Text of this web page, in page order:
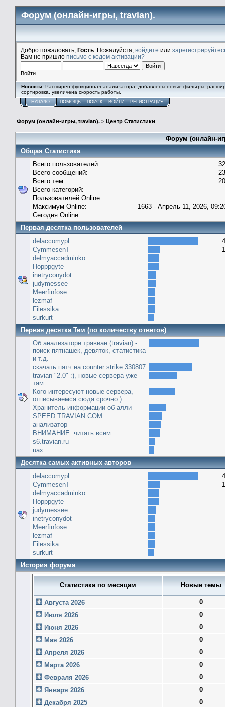
Форум (онлайн-игры, travian).
Добро пожаловать, Гость . Пожалуйста, войдите или
Вам не пришло письмо с кодом активации?
Войти
Новости: Расширен функционал анализатора, добавлены новые фильтры,
сортировка, увеличена скорость работы.
НАЧАЛО ПОМОЩЬ ПОИСК ВОЙТИ РЕГИСТРАЦИЯ
Форум (онлайн-игры, travian). > Центр Статистики
Форум (онлайн-
Общая Статистика
Всего пользователей:
Всего сообщений:
Всего тем:
Всего категорий:
Пользователей Online:
Максимум Online:
1663 - Апрель 11, 2026,
Сегодня Online:
Первая десятка пользователей
delaccomypl
CymmesenT
delmyaccadminko
Hopppgyte
inetryconydot
judymessee
Meerfinfose
lezmaf
Filessika
surkurt
Первая десятка Тем (по количеству ответов)
Об анализаторе травиан (travian) -
поиск пятнашек, девяток, статистика
и т.д.
скачать патч на сounter strike 330807
travian "2.0" :), новые сервера уже
там
Кого интересуют новые сервера,
отписываемся сюда срочно:)
Хранитель информации об алли
SPEED.TRAVIAN.COM
анализатор
ВНИМАНИЕ: читать всем.
s6.travian.ru
uax
Десятка самых активных авторов
delaccomypl
CymmesenT
delmyaccadminko
Hopppgyte
judymessee
inetryconydot
Meerfinfose
lezmaf
Filessika
surkurt
История форума
Статистика по месяцам Новые темы
Августа 2026
0
Июля 2026
0
Июня 2026
0
Мая 2026
0
Апреля 2026
0
Марта 2026
0
Февраля 2026
0
Января 2026
0
Декабря 2025
0